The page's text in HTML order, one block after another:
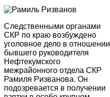
Следственными органами
СКР по краю возбуждено
уголовное дело в отношении
бывшего руководителя
Нефтекумского
межрайонного отдела СКР
Рамиля Ризванова. Он
подозревается в получении